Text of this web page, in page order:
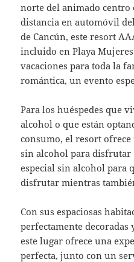
norte del animado centro
distancia en automóvil
de Cancún, este resort
incluido en Playa
vacaciones para toda la
romántica, un evento
Para los huéspedes que
alcohol o que están
consumo, el resort ofrece
sin alcohol para disfrutar
especial sin alcohol para
disfrutar mientras
Con sus espaciosas
perfectamente decoradas
este lugar ofrece una
perfecta, junto con un